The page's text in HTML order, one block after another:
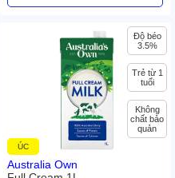
Độ béo
3.5%
Trẻ từ 1
tuổi
Không
chất bảo
quản
Australia Own
ÚC